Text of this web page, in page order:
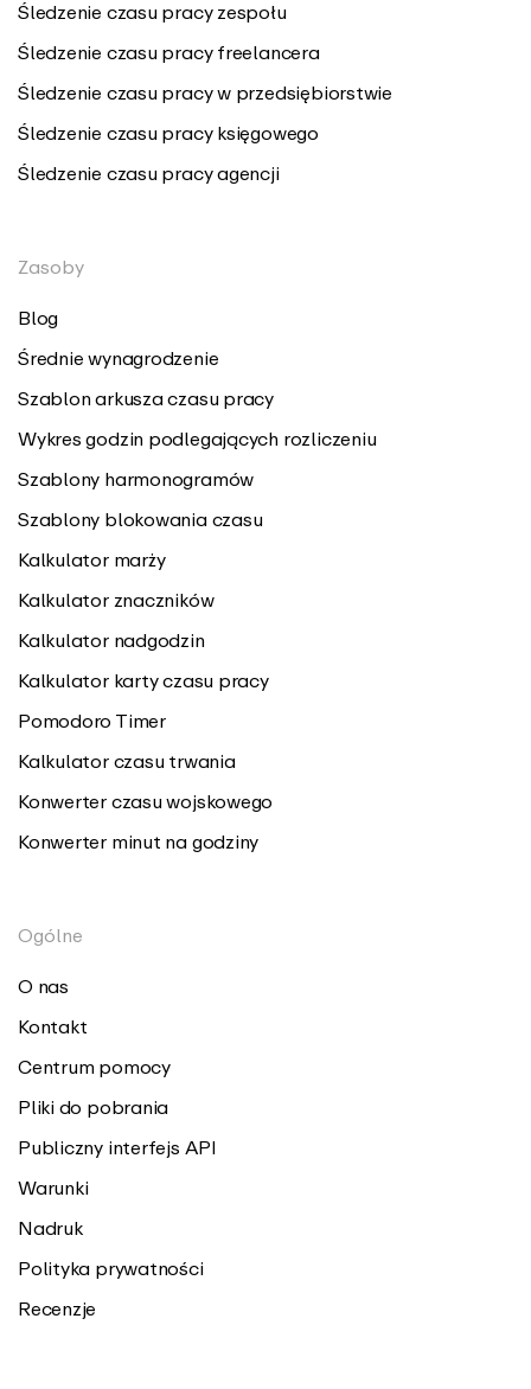
Śledzenie czasu pracy zespołu
Śledzenie czasu pracy freelancera
Śledzenie czasu pracy w przedsiębiorstwie
Śledzenie czasu pracy księgowego
Śledzenie czasu pracy agencji
Zasoby
Blog
Średnie wynagrodzenie
Szablon arkusza czasu pracy
Wykres godzin podlegających rozliczeniu
Szablony harmonogramów
Szablony blokowania czasu
Kalkulator marży
Kalkulator znaczników
Kalkulator nadgodzin
Kalkulator karty czasu pracy
Pomodoro Timer
Kalkulator czasu trwania
Konwerter czasu wojskowego
Konwerter minut na godziny
Ogólne
O nas
Kontakt
Centrum pomocy
Pliki do pobrania
Publiczny interfejs API
Warunki
Nadruk
Polityka prywatności
Recenzje